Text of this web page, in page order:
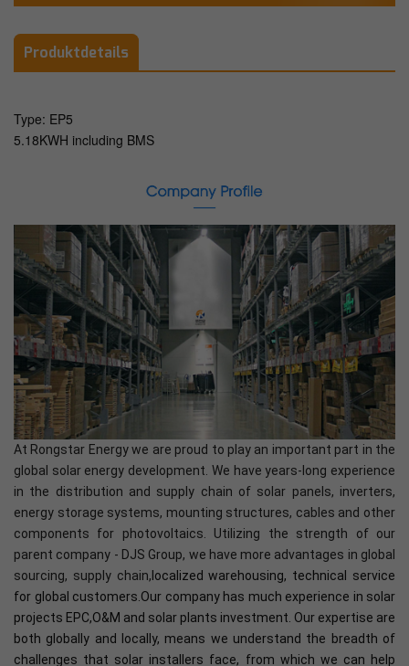
Produktdetails
Type: EP5
5.18KWH including BMS
At Rongstar Energy we are proud to play an important part in the
global solar energy development. We have years-long experience
in the distribution and supply chain of solar panels, inverters,
energy storage systems, mounting structures, cables and other
components for photovoltaics. Utilizing the strength of our
parent company - DJS Group, we have more advantages in global
sourcing, supply chain, localized warehousing, technical service
for global customers.Our company has much experience in solar
projects EPC,O&M and solar plants investment. Our expertise are
both globally and locally, means we understand the breadth of
challenges that solar installers face, from which we can help